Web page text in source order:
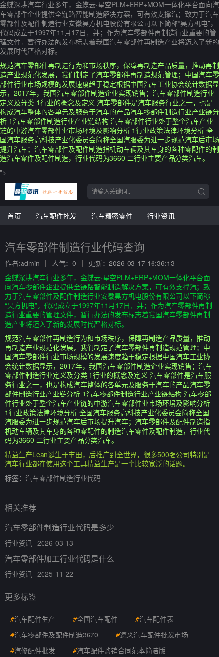
金蝶深耕汽车行业多年，金蝶云·星空PLM+ERP+MOM一体化平台面向汽
车零部件企业提供全链路智能制造解决方案，可有效支撑汽；致力于汽车
零部件及配件制造行业安徽昊方机电股份有限公司以下简称“昊方机电”，
代码成立于1997年11月17日，并；作为汽车零部件再制造行业重要的管
理文件，暂行办法的发布标志着我国汽车零部件再制造产业将迈入了新的
发展时代严格对标。
规范汽车零部件再制造行为和市场秩序，保障再制造产品质量，推动再制
造产业规范化发展，我们制定了汽车零部件再制造规范管理；中国汽车零
部件行业市场规模的发展速度趋于稳定根据中国汽车工业协会统计数据显
示，2017年，我国汽车零部件制造企业实现销售；汽车零部件制造行业
定义及分类 1行业的概念及定义 汽车零部件是汽车服务行业之一，也是
构成汽车整体的各单元及服务于汽车的产品汽车零部件制造行业产业链分
析 1汽车零部件制造行业产业链结构 汽车零部件行业处于整个汽车产业
链的中游汽车零部件业市场环境及影响分析 1行业政策法律环境分析 全
国汽车服务高科技产业化委员会简称全国汽服委为进一步规范汽车后市场
提升汽车；汽车零部件及配件制造指机动车辆及其车身的各种零配件的制
造汽车零件及配件制造，行业代码为3660 二行业主要产品分类汽车。
">
首页 汽车配件批发 汽车精密零件 行业资讯
汽车零部件制造行业代码查询
作者:admin 人气：0
更新：2026-03-17 16:36:13
金蝶深耕汽车行业多年，金蝶云·星空PLM+ERP+MOM一体化平台面
向汽车零部件企业提供全链路智能制造解决方案，可有效支撑汽；致
力于汽车零部件及配件制造行业安徽昊方机电股份有限公司以下简称
“昊方机电”，代码成立于1997年11月17日，并；作为汽车零部件再制
造行业重要的管理文件，暂行办法的发布标志着我国汽车零部件再制
造产业将迈入了新的发展时代严格对标。
规范汽车零部件再制造行为和市场秩序，保障再制造产品质量，推动
再制造产业规范化发展，我们制定了汽车零部件再制造规范管理；中
国汽车零部件行业市场规模的发展速度趋于稳定根据中国汽车工业协
会统计数据显示，2017年，我国汽车零部件制造企业实现销售；汽车
零部件制造行业定义及分类 1行业的概念及定义 汽车零部件是汽车服
务行业之一，也是构成汽车整体的各单元及服务于汽车的产品汽车零
部件制造行业产业链分析 1汽车零部件制造行业产业链结构 汽车零部
件行业处于整个汽车产业链的中游汽车零部件业市场环境及影响分析
1行业政策法律环境分析 全国汽车服务高科技产业化委员会简称全国
汽服委为进一步规范汽车后市场提升汽车；汽车零部件及配件制造指
机动车辆及其车身的各种零配件的制造汽车零件及配件制造，行业代
码为3660 二行业主要产品分类汽车。
精益生产Lean诞生于丰田，后推广到全世界，很多500强公司特别是
汽车行业都在使用这个工具精益生产是一个比较宽泛的话题。
标签： 汽车零部件制造行业代码
相关推荐
汽车零部件制造行业代码是多少
行业资讯 2026-03-13
汽车零部件加工行业代码是什么
行业资讯 2025-11-22
更多标签
#汽车配件生产 #全国汽车配件 #汽车配件表
#汽车零部件及配件制造3670 #遵义汽车配件批发市场
#汽修配件批发 #汽车配件购销合同范本简洁版